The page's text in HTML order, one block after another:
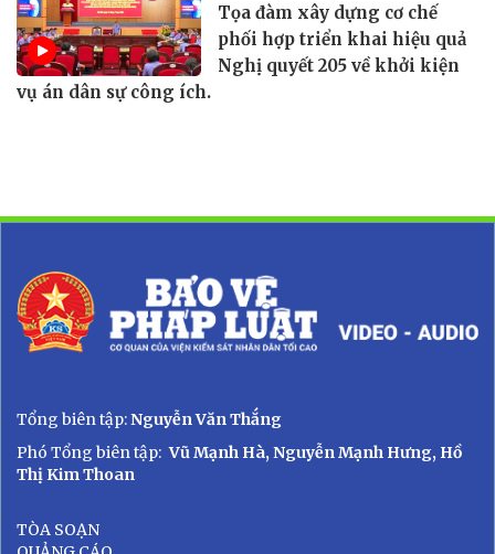
Tọa đàm xây dựng cơ chế
phối hợp triển khai hiệu quả
Nghị quyết 205 về khởi kiện
vụ án dân sự công ích.
Tổng biên tập:Nguyễn Văn Thắng
Phó Tổng biên tập:Vũ Mạnh Hà, Nguyễn Mạnh Hưng, Hồ
Thị Kim Thoan
TÒA SOẠN